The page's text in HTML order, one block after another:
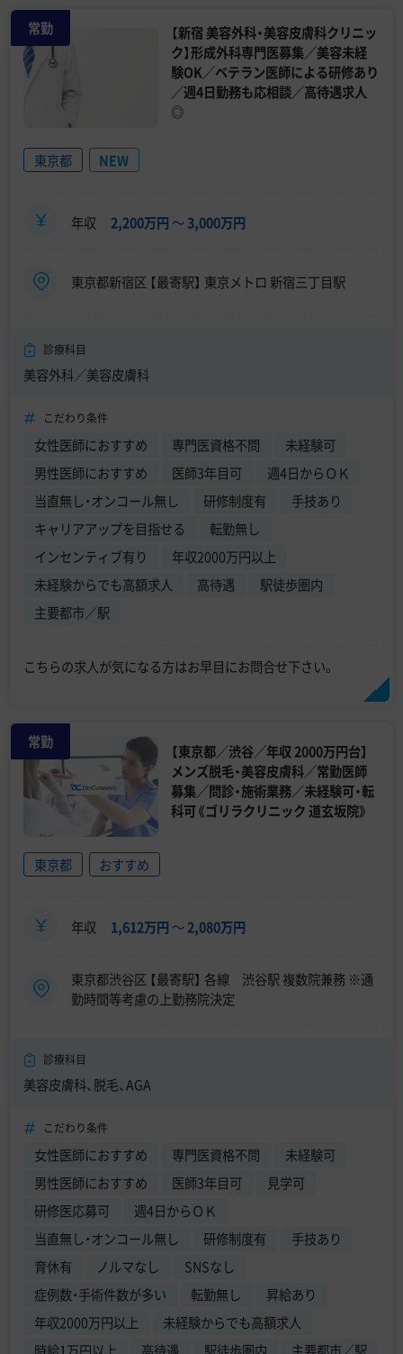
常勤
【新宿 美容外科・美容皮膚科クリニッ
ク】形成外科専門医募集／美容未経
験OK／ベテラン医師による研修あり
／週4日勤務も応相談／高待遇求人
◎
東京都 NEW
年収 2,200万円 〜3,000万円
東京都新宿区 【最寄駅】 東京メトロ 新宿三丁目駅
診療科目
美容外科／美容皮膚科
こだわり条件
女性医師におすすめ 専門医資格不問
未経験可
男性医師におすすめ
医師3年目可
週4日からＯＫ
当直無し・オンコール無し
研修制度有
手技あり
キャリアアップを目指せる
転勤無し
インセンティブ有り
年収2000万円以上
未経験からでも高額求人
高待遇
駅徒歩圏内
主要都市／駅
こちらの求人が気になる方はお早目にお問合せ下さい。
常勤
【東京都／渋谷／年収 2000万円台】
メンズ脱毛・美容皮膚科／常勤医師
募集／問診・施術業務／未経験可・転
科可《ゴリラクリニック 道玄坂院》
東京都 おすすめ
年収 1,612万円 〜2,080万円
東京都渋谷区 【最寄駅】 各線 渋谷駅 複数院兼務 ※通
勤時間等考慮の上勤務院決定
診療科目
美容皮膚科、脱毛、AGA
こだわり条件
女性医師におすすめ 専門医資格不問
未経験可
男性医師におすすめ
医師3年目可
見学可
研修医応募可
週4日からＯＫ
当直無し・オンコール無し
研修制度有
手技あり
育休有
ノルマなし
SNSなし
症例数・手術件数が多い
転勤無し
昇給あり
年収2000万円以上
未経験からでも高額求人